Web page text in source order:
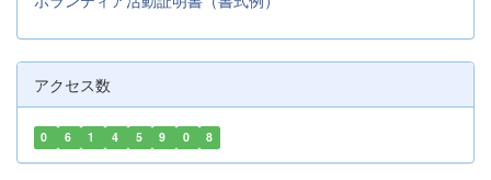
アクセス数
0 6 1 4 5 9 0 8